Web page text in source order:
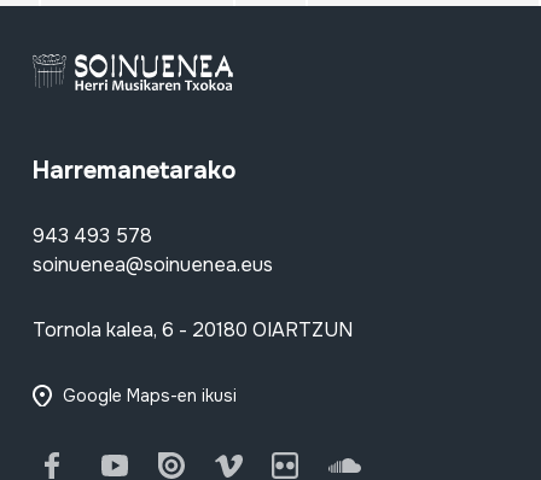
Harremanetarako
943 493 578
soinuenea@soinuenea.eus
Tornola kalea, 6 - 20180 OIARTZUN
Google Maps-en ikusi
FacebookYoutube Issuu Vimeo Flickr SoundCloud